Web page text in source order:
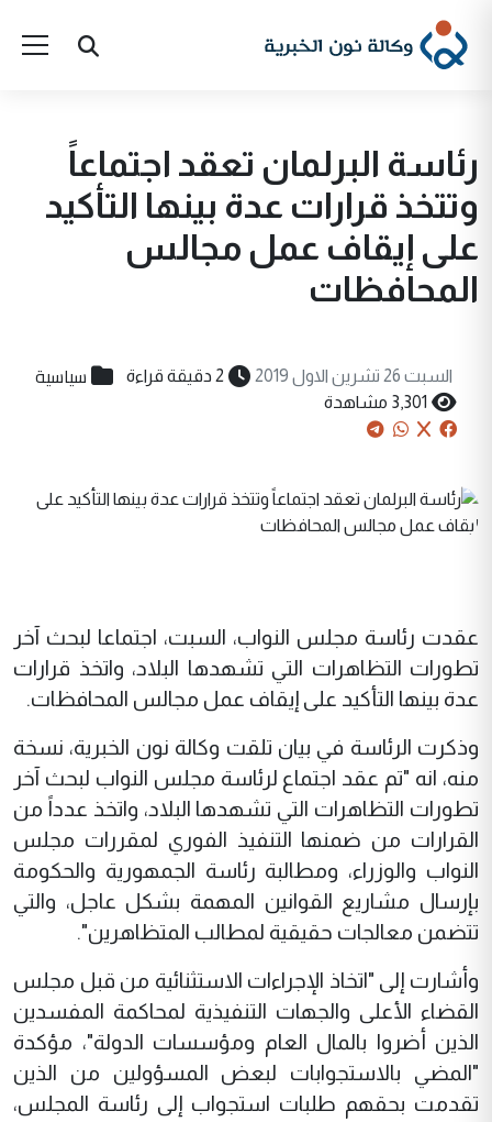
رئاسة البرلمان تعقد اجتماعاً
وتتخذ قرارات عدة بينها التأكيد
على إيقاف عمل مجالس
المحافظات
السبت 26 تشرين الاول 2019 2 دقيقة قراءة سياسية
3,301 مشاهدة
عقدت رئاسة مجلس النواب، السبت، اجتماعا لبحث آخر
تطورات التظاهرات التي تشهدها البلاد، واتخذ قرارات
عدة بينها التأكيد على إيقاف عمل مجالس المحافظات.
وذكرت الرئاسة في بيان تلقت وكالة نون الخبرية، نسخة
منه، انه "تم عقد اجتماع لرئاسة مجلس النواب لبحث آخر
تطورات التظاهرات التي تشهدها البلاد، واتخذ عدداً من
القرارات من ضمنها التنفيذ الفوري لمقررات مجلس
النواب والوزراء، ومطالبة رئاسة الجمهورية والحكومة
بإرسال مشاريع القوانين المهمة بشكل عاجل، والتي
تتضمن معالجات حقيقية لمطالب المتظاهرين".
وأشارت إلى "اتخاذ الإجراءات الاستثنائية من قبل مجلس
القضاء الأعلى والجهات التنفيذية لمحاكمة المفسدين
الذين أضروا بالمال العام ومؤسسات الدولة"، مؤكدة
"المضي بالاستجوابات لبعض المسؤولين من الذين
تقدمت بحقهم طلبات استجواب إلى رئاسة المجلس،